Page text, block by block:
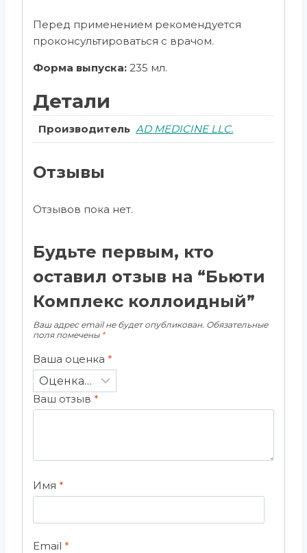
Перед применением рекомендуется
проконсультироваться с врачом.
Форма выпуска: 235 мл.
Детали
Производитель AD MEDICINE LLC.
Отзывы
Отзывов пока нет.
Будьте первым, кто
оставил отзыв на “Бьюти
Комплекс коллоидный”
Ваш адрес email не будет опубликован. Обязательные
поля помечены *
Ваша оценка *
Ваш отзыв *
Имя *
Email *